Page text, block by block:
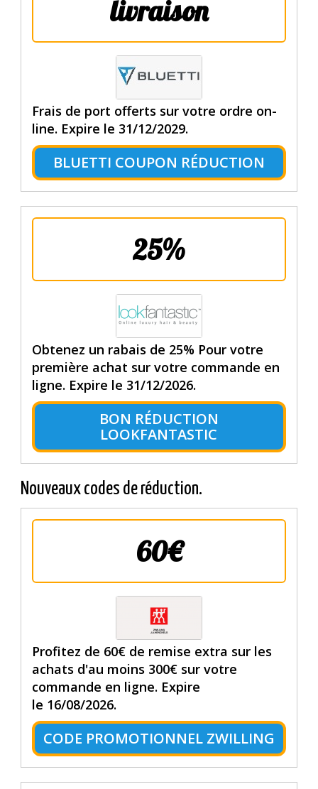
livraison
Frais de port offerts sur votre ordre on-
line. Expire le 31/12/2029.
BLUETTI COUPON RÉDUCTION
25%
Obtenez un rabais de 25% Pour votre
première achat sur votre commande en
ligne. Expire le 31/12/2026.
BON RÉDUCTION
LOOKFANTASTIC
Nouveaux codes de réduction.
60€
Profitez de 60€ de remise extra sur les
achats d'au moins 300€ sur votre
commande en ligne. Expire
le 16/08/2026.
CODE PROMOTIONNEL ZWILLING